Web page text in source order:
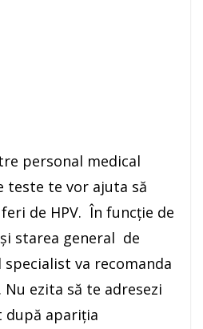
personal medical
teste te vor ajuta să
de HPV. În funcție de
starea general de
va recomanda
ezita să te adresezi
apariția